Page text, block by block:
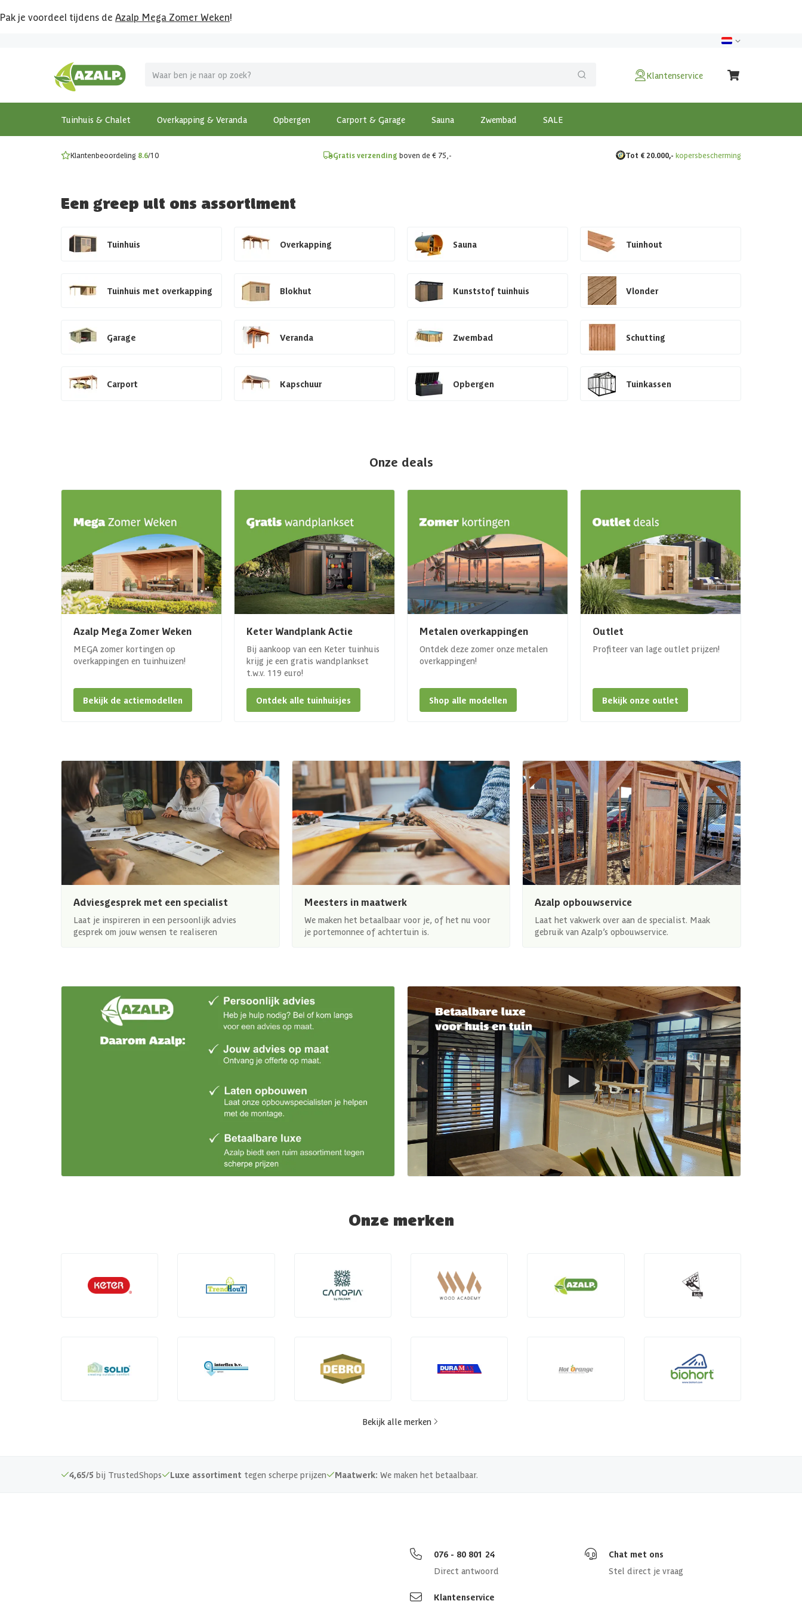
Pak je voordeel tijdens de Azalp Mega Zomer Weken!
Klantenservice
Tuinhuis & Chalet Overkapping & Veranda Opbergen Carport & Garage Sauna Zwembad SALE
MEGA zomer kortingen op overkappingen en tuinhuizen!
Bekijk de actiemodellen
Gratis wandplankset
Ontdek onze metalen overkappingen
Klantenbeoordeling 8.6/10 Gratis verzending boven de € 75,- Tot € 20.000,- kopersbescherming
Een greep uit ons assortiment
Tuinhuis Overkapping Sauna Tuinhout
Tuinhuis met overkapping Blokhut Kunststof tuinhuis Vlonder
Garage Veranda Zwembad Schutting
Carport Kapschuur Opbergen Tuinkassen
Onze deals
Azalp Mega Zomer Weken
MEGA zomer kortingen op
overkappingen en tuinhuizen!
Bekijk de actiemodellen
Keter Wandplank Actie
Bij aankoop van een Keter tuinhuis
krijg je een gratis wandplankset
t.w.v. 119 euro!
Ontdek alle tuinhuisjes
Metalen overkappingen
Ontdek deze zomer onze metalen
overkappingen!
Shop alle modellen
Outlet
Profiteer van lage outlet prijzen!
Bekijk onze outlet
Adviesgesprek met een specialist
Laat je inspireren in een persoonlijk advies
gesprek om jouw wensen te realiseren
Meesters in maatwerk
We maken het betaalbaar voor je, of het nu voor
je portemonnee of achtertuin is.
Azalp opbouwservice
Laat het vakwerk over aan de specialist. Maak
gebruik van Azalp’s opbouwservice.
Onze merken
Bekijk alle merken
4,65/5 bij TrustedShops Luxe assortiment tegen scherpe prijzen Maatwerk: We maken het betaalbaar.
076 - 80 801 24
Direct antwoord
Chat met ons
Stel direct je vraag
Klantenservice